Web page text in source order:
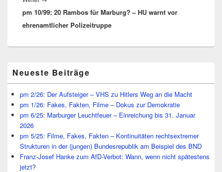
Beitrag:
pm 10/99: 20 Rambos für Marburg? – HU warnt vor
ehrenamtlicher Polizeitruppe
Seitenleisten
Widget-
Bereich
Neueste Beiträge
pm 2/26: Der Aufsteiger – VHS zu Hitlers Weg an die Macht
pm 1/26: Fakes, Fakten, Filme – Dokus zur Demokratie
pm 6/25: Marburger Leuchtfeuer – Einreichung bis 31. Januar
2026
pm 5/25: Filme, Fakes, Fakten – Kontinuitäten rechtsextremer
Strukturen in der (jungen) Bundesrepublik am Beispiel des BND
Franz-Josef Hanke zum AfD-Verbot: Wann, wenn nicht spätestens
jetzt?